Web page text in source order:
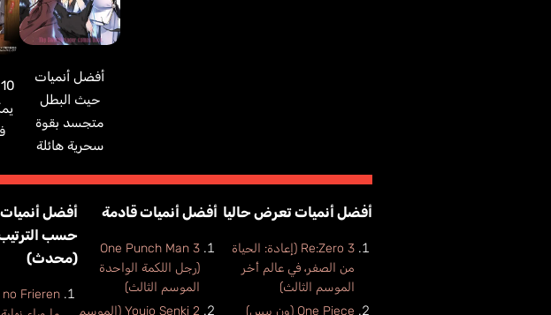
أفضل أنميات
حيث البطل
متجسد بقوة
سحرية هائلة
أفضل أنميات تعرض حاليا
Re:Zero 3 (إعادة: الحياة
من الصفر، في عالم أخر
الموسم الثالث)
One Piece (ون بيس)
أفضل أنميات قادمة
One Punch Man 3
(رجل اللكمة الواحدة
الموسم الثالث)
Youjo Senki 2 (الموسم
أفضل أنميات
حسب
(محدث)